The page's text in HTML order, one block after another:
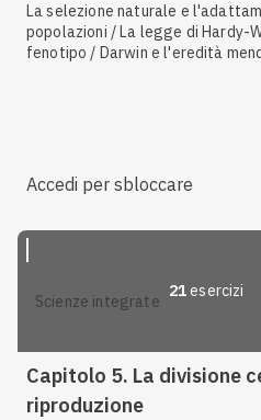
La selezione naturale e
popolazioni / La legge di Hardy-
fenotipo / Darwin e l'eredità
antibiotici
Accedi per sbloccare
scienze integrate
21 esercizi
Capitolo 5. La divisione
riproduzione